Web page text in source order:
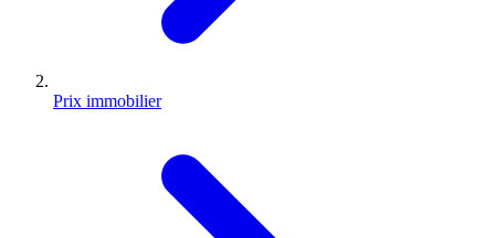
Prix immobilier